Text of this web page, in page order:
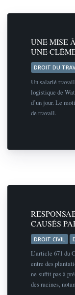
UNE MISE
UNE
DROIT DU
Un salarié
logistique de
d’un jour. Le
de travail.
CAUSÉS
DROIT CIVIL
L’article 671 du
entre des
ne suffit pas à
des racines,